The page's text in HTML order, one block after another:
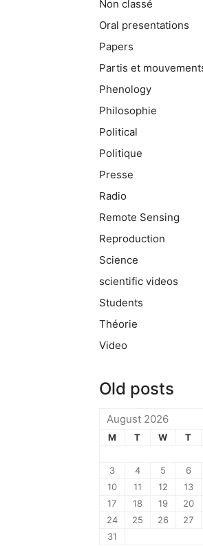
Non classé
Oral presentations
Papers
Partis et
Phenology
Philosophie
Political
Politique
Presse
Radio
Remote Sensing
Reproduction
Science
scientific videos
Students
Théorie
Video
Old posts
August 2026
M T W T
3
4 5 6
10
11 12 13
17
18 19 20
24
25 26 27
31